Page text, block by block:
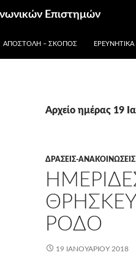
Επιστημών
ΑΠΟΣΤΟΛΉ – ΣΚΟΠΌΣ
Αρχείο ημέρας 19
ΔΡΆΣΕΙΣ-ΑΝΑΚΟΙΝΏΣΕΙΣ
ΡΌΔΟ
19 ΙΑΝΟΥΑΡΊΟΥ 2018